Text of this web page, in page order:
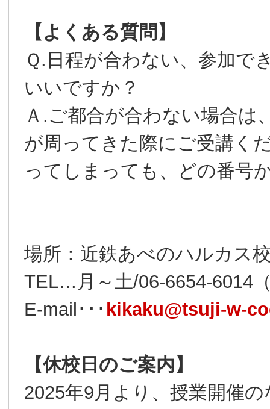
【よくある質問】
Ｑ.日程が合わない、参加で
いいですか？
Ａ.ご都合が合わない場合は
が周ってきた際にご受講く
ってしまっても、どの番号
場所：近鉄あべのハルカス
TEL…月～土/06-6654-6014
E-mail･･･ kikaku@tsuji-w-
【休校日のご案内】
2025年9月より、授業開催